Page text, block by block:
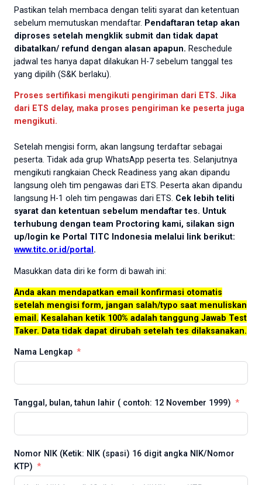
Pastikan telah membaca dengan teliti syarat dan ketentuan
sebelum memutuskan mendaftar. Pendaftaran tetap akan
diproses setelah mengklik submit dan tidak dapat
dibatalkan/ refund dengan alasan apapun. Reschedule
jadwal tes hanya dapat dilakukan H-7 sebelum tanggal tes
yang dipilih (S&K berlaku).
Proses sertifikasi mengikuti pengiriman dari ETS. Jika
dari ETS delay, maka proses pengiriman ke peserta juga
mengikuti.
Setelah mengisi form, akan langsung terdaftar sebagai
peserta. Tidak ada grup WhatsApp peserta tes. Selanjutnya
mengikuti rangkaian Check Readiness yang akan dipandu
langsung oleh tim pengawas dari ETS. Peserta akan dipandu
langsung H-1 oleh tim pengawas dari ETS. Cek lebih teliti
syarat dan ketentuan sebelum mendaftar tes. Untuk
terhubung dengan team Proctoring kami, silakan sign
up/login ke Portal TITC Indonesia melalui link berikut:
www.titc.or.id/portal .
Masukkan data diri ke form di bawah ini:
Anda akan mendapatkan email konfirmasi otomatis
setelah mengisi form, jangan salah/typo saat menuliskan
email. Kesalahan ketik 100% adalah tanggung Jawab Test
Taker. Data tidak dapat dirubah setelah tes dilaksanakan.
Nama Lengkap
Tanggal, bulan, tahun lahir ( contoh: 12 November 1999)
Nomor NIK (Ketik: NIK (spasi) 16 digit angka NIK/Nomor
KTP)